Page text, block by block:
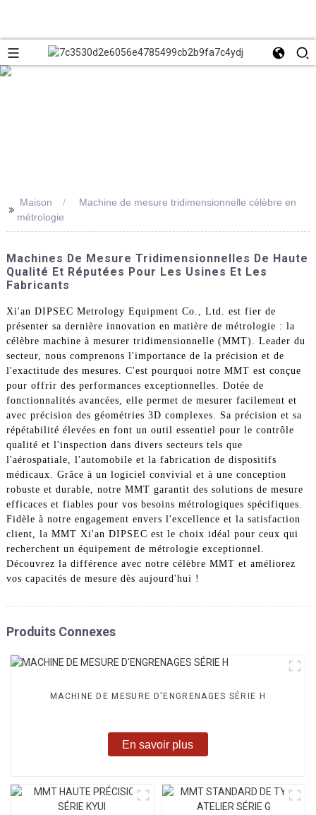
>> Maison
Machine de mesure tridimensionnelle célèbre en
métrologie
Machines De Mesure Tridimensionnelles De Haute
Qualité Et Réputées Pour Les Usines Et Les
Fabricants
Xi'an DIPSEC Metrology Equipment Co., Ltd. est fier de
présenter sa dernière innovation en matière de métrologie : la
célèbre machine à mesurer tridimensionnelle (MMT). Leader du
secteur, nous comprenons l'importance de la précision et de
l'exactitude des mesures. C'est pourquoi notre MMT est conçue
pour offrir des performances exceptionnelles. Dotée de
fonctionnalités avancées, elle permet de mesurer facilement et
avec précision des géométries 3D complexes. Sa précision et sa
répétabilité élevées en font un outil essentiel pour le contrôle
qualité et l'inspection dans divers secteurs tels que
l'aérospatiale, l'automobile et la fabrication de dispositifs
médicaux. Grâce à un logiciel convivial et à une conception
robuste et durable, notre MMT garantit des solutions de mesure
efficaces et fiables pour vos besoins métrologiques spécifiques.
Fidèle à notre engagement envers l'excellence et la satisfaction
client, la MMT Xi'an DIPSEC est le choix idéal pour ceux qui
recherchent un équipement de métrologie exceptionnel.
Découvrez la différence avec notre célèbre MMT et améliorez
vos capacités de mesure dès aujourd'hui !
Produits Connexes
MACHINE DE MESURE D'ENGRENAGES SÉRIE H
En savoir plus